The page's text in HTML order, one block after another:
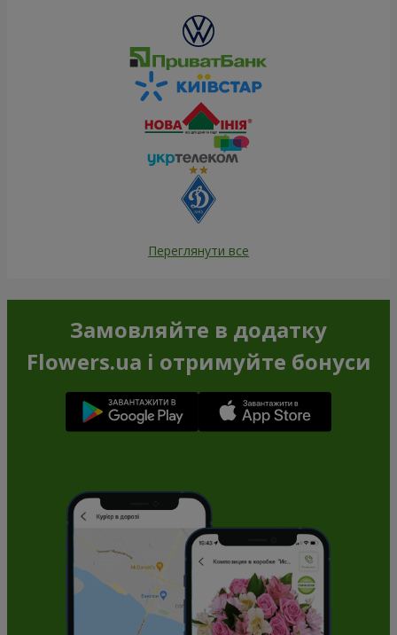
Переглянути все
Замовляйте в додатку
Flowers.ua і отримуйте бонуси